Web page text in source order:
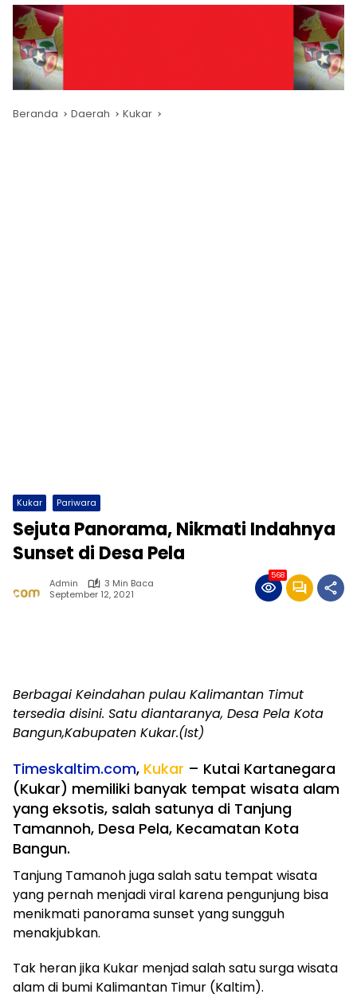
Beranda Daerah Kukar
Kukar Pariwara
Sejuta Panorama, Nikmati Indahnya
Sunset di Desa Pela
Admin
3 Min Baca
September 12, 2021
568
Berbagai Keindahan pulau Kalimantan Timut
tersedia disini. Satu diantaranya, Desa Pela Kota
Bangun,Kabupaten Kukar.(Ist)
Timeskaltim.com, Kukar – Kutai Kartanegara
(Kukar) memiliki banyak tempat wisata alam
yang eksotis, salah satunya di Tanjung
Tamannoh, Desa Pela, Kecamatan Kota
Bangun.
Tanjung Tamanoh juga salah satu tempat wisata
yang pernah menjadi viral karena pengunjung bisa
menikmati panorama sunset yang sungguh
menakjubkan.
Tak heran jika Kukar menjad salah satu surga wisata
alam di bumi Kalimantan Timur (Kaltim).